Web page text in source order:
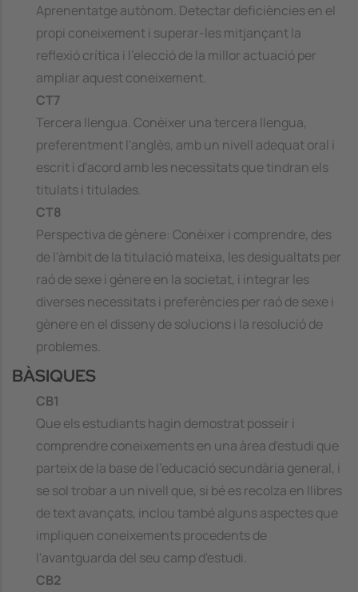
Aprenentatge autònom. Detectar deficiències en el
propi coneixement i superar-les mitjançant la
reflexió crítica i l'elecció de la millor actuació per
ampliar aquest coneixement.
CT7
Tercera llengua. Conèixer una tercera llengua,
preferentment l'anglès, amb un nivell adequat oral i
escrit i d'acord amb les necessitats que tindran els
titulats i titulades.
CT8
Perspectiva de gènere: Conèixer i comprendre, des
de l'àmbit de la titulació mateixa, les desigualtats per
raó de sexe i gènere en la societat, i integrar les
diverses necessitats i preferències per raó de sexe i
gènere en el disseny de solucions i la resolució de
problemes.
BÀSIQUES
CB1
Que els estudiants hagin demostrat posseir i
comprendre coneixements en una àrea d'estudi que
parteix de la base de l'educació secundària general, i
se sol trobar a un nivell que, si bé es recolza en llibres
de text avançats, inclou també alguns aspectes que
impliquen coneixements procedents de
l'avantguarda del seu camp d'estudi.
CB2